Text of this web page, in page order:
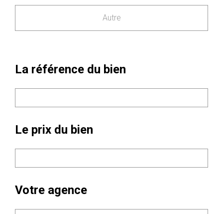
Autre
La référence du bien
Le prix du bien
Votre agence